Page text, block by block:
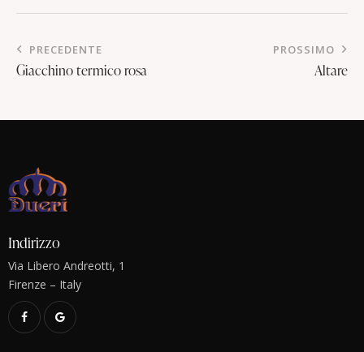
PRECEDENTE
Giacchino termico rosa
PROSSIMO
Altare
Indirizzo
Via Libero Andreotti, 1
Firenze – Italy